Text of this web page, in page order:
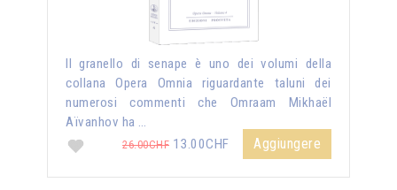
Il granello di senape è uno dei volumi della
collana Opera Omnia riguardante taluni dei
numerosi commenti che Omraam Mikhaël
Aïvanhov ha …
26.00CHF 13.00CHF Aggiungere